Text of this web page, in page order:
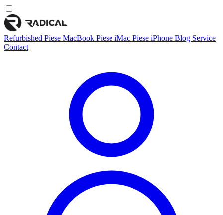
Refurbished Piese MacBook Piese iMac Piese iPhone Blog Service
Contact